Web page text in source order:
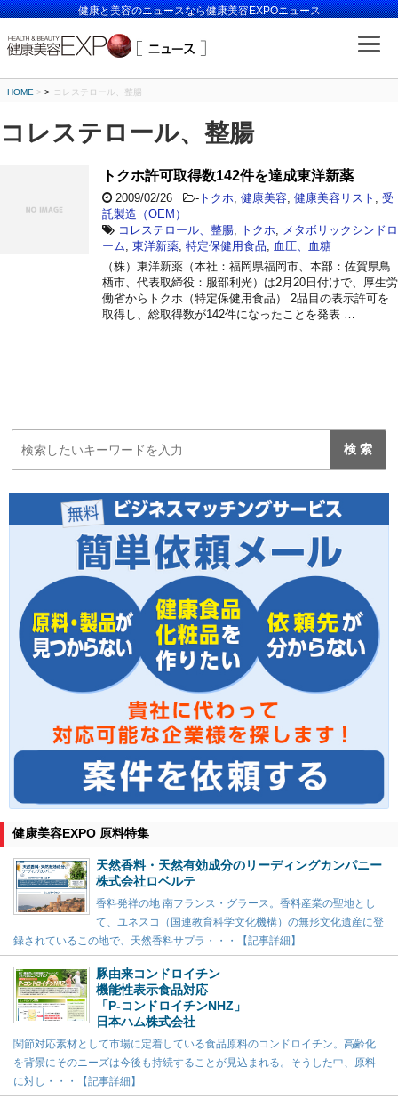
健康と美容のニュースなら健康美容EXPOニュース
HOME > コレステロール、整腸
コレステロール、整腸
トクホ許可取得数142件を達成東洋新薬
2009/02/26 - トクホ 健康美容 健康美容リスト
受
託製造（OEM）
コレステロール、整腸
トクホ
メタボリックシンドロ
ーム 東洋新薬 特定保健用食品
血圧、血糖
（株）東洋新薬（本社：福岡県福岡市、本部：佐賀県鳥
栖市、代表取締役：服部利光）は2月20日付けで、厚生労
働省からトクホ（特定保健用食品） 2品目の表示許可を
取得し、総取得数が142件になったことを発表 …
健康美容EXPO 原料特集
天然香料・天然有効成分のリーディングカンパニー
株式会社ロベルテ
香料発祥の地 南フランス・グラース。香料産業の聖地とし
て、ユネスコ（国連教育科学文化機構）の無形文化遺産に登
録されているこの地で、天然香料サプラ・・・【記事詳細】
豚由来コンドロイチン
機能性表示食品対応
「P-コンドロイチンNHZ」
日本ハム株式会社
関節対応素材として市場に定着している食品原料のコンドロイチン。高齢化
を背景にそのニーズは今後も持続することが見込まれる。そうした中、原料
に対し・・・【記事詳細】